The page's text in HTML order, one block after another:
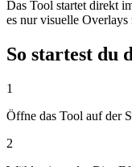
Das Tool startet direkt
es nur visuelle
So startest du
1
Öffne das Tool auf der
2